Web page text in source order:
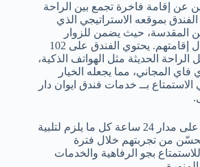
عن إقامة فاخرة تجمع بين الراحة
الفندق بموقعه الاستراتيجي الذي
المقدسة، حيث يضمن للزوار
تجربة مريحة وممتعة خلال إقامتهم. يحتوي الفندق على 102
الحديثة مثل الهواتف الذكية،
فاي المجاني، مما يجعله الخيار
الاستمتاع بــ خدمات فندق ايوان دار
تتضمن الخدمات المتاحة على مدار 24 ساعة كل ما يلزم لتلبية
من تجربتهم خلال فترة
بجو الرفاهية والخدمات